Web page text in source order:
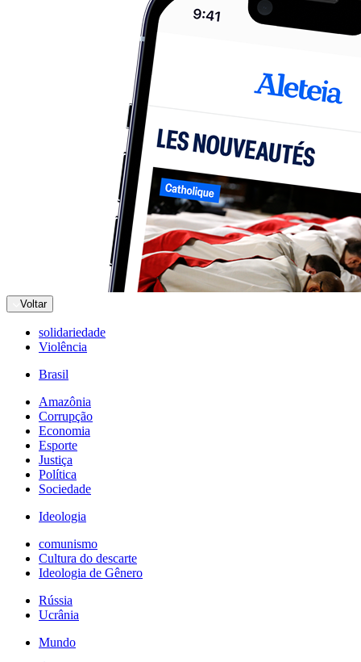
Voltar
solidariedade
Violência
Brasil
Amazônia
Corrupção
Economia
Esporte
Justiça
Política
Sociedade
Ideologia
comunismo
Cultura do descarte
Ideologia de Gênero
Rússia
Ucrânia
Mundo